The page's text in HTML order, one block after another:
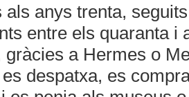
als anys trenta,
entre els quaranta i
gràcies a Hermes o
despatxa, es